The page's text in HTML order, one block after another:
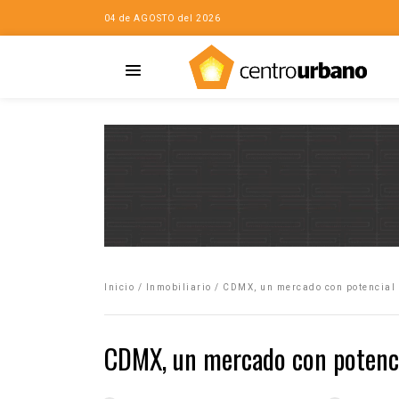
04 de AGOSTO del 2026
Inicio / Inmobiliario / CDMX, un mercado con
CDMX, un mercado con